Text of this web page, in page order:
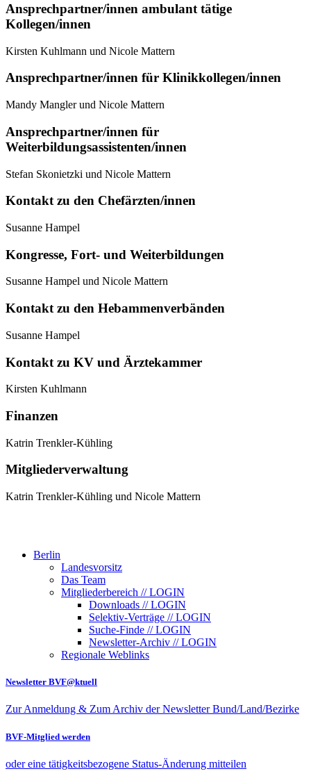
Ansprechpartner/innen ambulant tätige
Kollegen/innen
Kirsten Kuhlmann und Nicole Mattern
Ansprechpartner/innen für Klinikkollegen/innen
Mandy Mangler und Nicole Mattern
Ansprechpartner/innen für
Weiterbildungsassistenten/innen
Stefan Skonietzki und Nicole Mattern
Kontakt zu den Chefärzten/innen
Susanne Hampel
Kongresse, Fort- und Weiterbildungen
Susanne Hampel und Nicole Mattern
Kontakt zu den Hebammenverbänden
Susanne Hampel
Kontakt zu KV und Ärztekammer
Kirsten Kuhlmann
Finanzen
Katrin Trenkler-Kühling
Mitgliederverwaltung
Katrin Trenkler-Kühling und Nicole Mattern
Berlin
Landesvorsitz
Das Team
Mitgliederbereich // LOGIN
Downloads // LOGIN
Selektiv-Verträge // LOGIN
Suche-Finde // LOGIN
Newsletter-Archiv // LOGIN
Regionale Weblinks
Newsletter BVF@ktuell
Zur Anmeldung & Zum Archiv der Newsletter Bund/Land/Bezirke
BVF-Mitglied werden
oder eine tätigkeitsbezogene Status-Änderung mitteilen